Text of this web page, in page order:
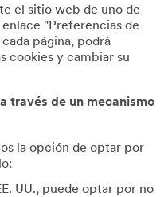
el sitio web de uno de
"Preferencias de
página, podrá
cookies y cambiar su
través de un mecanismo
la opción de optar por
UU., puede optar por no